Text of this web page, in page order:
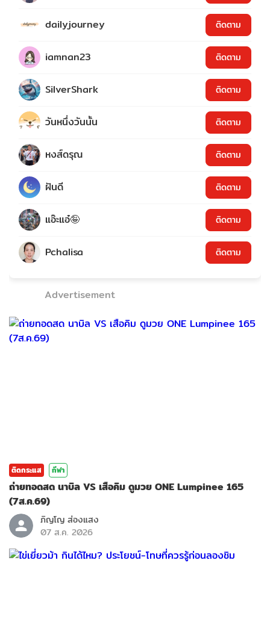
dailyjourney ติดตาม
iamnan23 ติดตาม
SilverShark ติดตาม
วันหนึ่งวันนั้น ติดตาม
หงส์ดรุณ ติดตาม
ฝันดี ติดตาม
แอ๊ะแอ๋🤪 ติดตาม
Pchalisa ติดตาม
Advertisement
ติดกระแส กีฬา
ถ่ายทอดสด นาบิล VS เสือคิม ดูมวย ONE Lumpinee 165
(7ส.ค.69)
ภิญโญ ส่องแสง
07 ส.ค. 2026